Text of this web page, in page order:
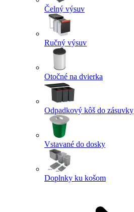
Čelný výsuv
Ručný výsuv
Otočné na dvierka
Odpadkový kôš do zásuvky
Vstavané do dosky
Doplnky ku košom